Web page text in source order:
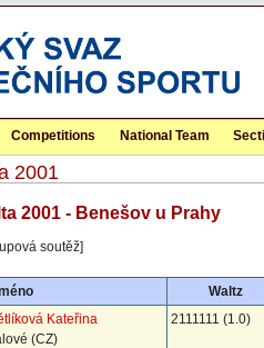
Competitions National Team
2001
2001 - Benešov u Prahy
soutěž]
Waltz
Kateřina
(CZ)
2111111 (1.0)